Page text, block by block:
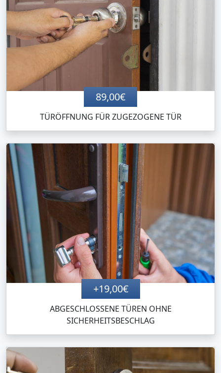
89,00€
TÜRÖFFNUNG FÜR ZUGEZOGENE TÜR
+19,00€
ABGESCHLOSSENE TÜREN OHNE
SICHERHEITSBESCHLAG